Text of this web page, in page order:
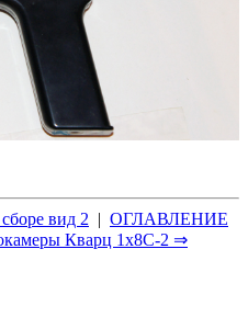
вид 2 | ОГЛАВЛЕНИЕ
Кварц 1x8С-2 ⇒